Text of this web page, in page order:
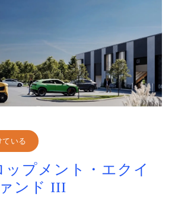
ている
ップメント・エクイ
ンド III